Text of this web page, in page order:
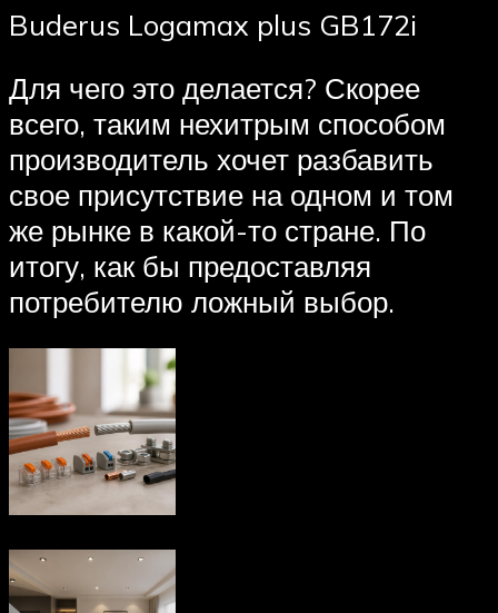
Buderus Logamax plus GB172i
Для чего это делается? Скорее
всего, таким нехитрым способом
производитель хочет разбавить
свое присутствие на одном и том
же рынке в какой-то стране. По
итогу, как бы предоставляя
потребителю ложный выбор.